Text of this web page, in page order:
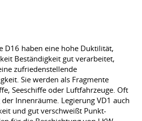
D16 haben eine hohe Duktilität,
Beständigkeit gut verarbeitet,
zufriedenstellende
Sie werden als Fragmente
Seeschiffe oder Luftfahrzeuge. Oft
Innenräume. Legierung VD1 auch
und gut verschweißt Punkt-